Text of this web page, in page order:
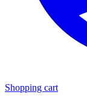
Shopping cart